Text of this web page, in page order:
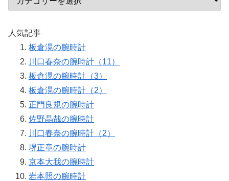
人気記事
板倉滉の腕時計
川口春奈の腕時計（11）
板倉滉の腕時計（3）
板倉滉の腕時計（2）
正門良規の腕時計
佐野晶哉の腕時計
川口春奈の腕時計（2）
堺正章の腕時計
京本大我の腕時計
岩本照の腕時計